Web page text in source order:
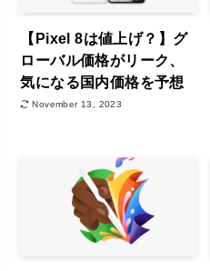
【Pixel 8は値上げ？】グ
ローバル価格がリーク、
気になる国内価格を予想
November 13, 2023